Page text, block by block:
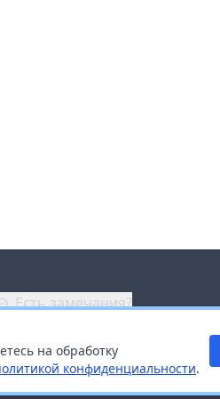
на обработку
конфиденциальности.
Есть замечания?
Заказать звонок